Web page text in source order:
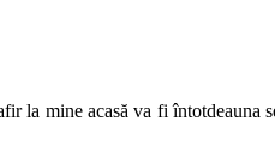
mine acasă va fi întotdeauna